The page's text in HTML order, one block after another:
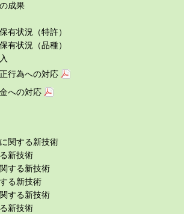
成果
有状況（特許）
有状況（品種）
⾏為への対応
への対応
関する新技術
新技術
する新技術
る新技術
する新技術
新技術